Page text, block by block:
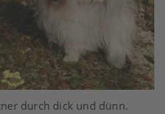
durch dick und dünn.